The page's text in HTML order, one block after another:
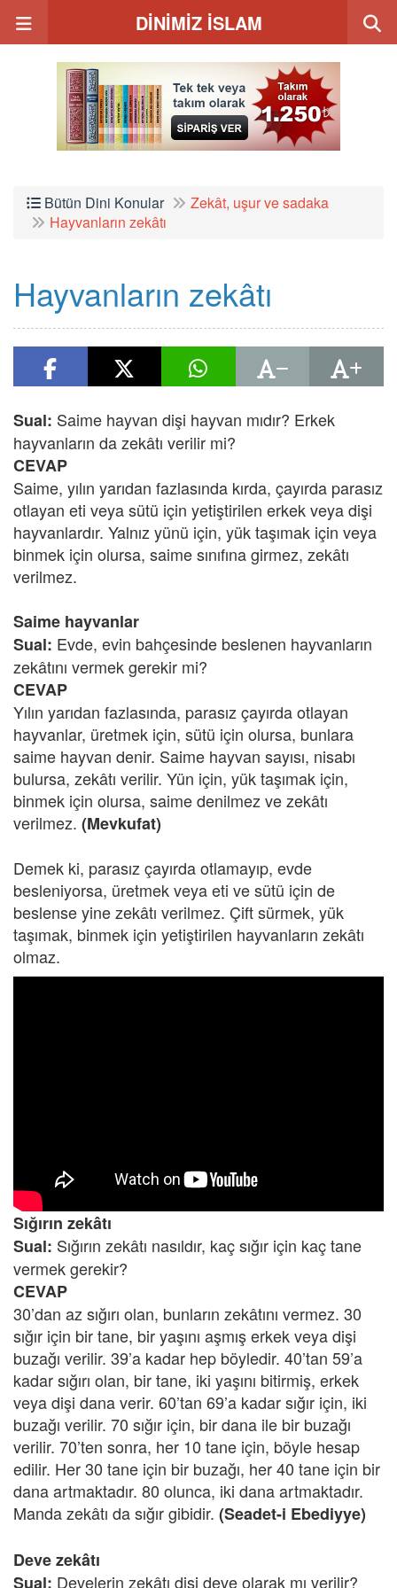
DİNİMİZ İSLAM
Bütün Dini Konular
Zekât, uşur ve sadaka
Hayvanların zekâtı
Hayvanların zekâtı
Sual: Saime hayvan dişi hayvan mıdır? Erkek
hayvanların da zekâtı verilir mi?
CEVAP
Saime, yılın yarıdan fazlasında kırda, çayırda parasız
otlayan eti veya sütü için yetiştirilen erkek veya dişi
hayvanlardır. Yalnız yünü için, yük taşımak için veya
binmek için olursa, saime sınıfına girmez, zekâtı
verilmez.
Saime hayvanlar
Sual: Evde, evin bahçesinde beslenen hayvanların
zekâtını vermek gerekir mi?
CEVAP
Yılın yarıdan fazlasında, parasız çayırda otlayan
hayvanlar, üretmek için, sütü için olursa, bunlara
saime hayvan denir. Saime hayvan sayısı, nisabı
bulursa, zekâtı verilir. Yün için, yük taşımak için,
binmek için olursa, saime denilmez ve zekâtı
verilmez. (Mevkufat)
Demek ki, parasız çayırda otlamayıp, evde
besleniyorsa, üretmek veya eti ve sütü için de
beslense yine zekâtı verilmez. Çift sürmek, yük
taşımak, binmek için yetiştirilen hayvanların zekâtı
olmaz.
Sığırın zekâtı
Sual: Sığırın zekâtı nasıldır, kaç sığır için kaç tane
vermek gerekir?
CEVAP
30’dan az sığırı olan, bunların zekâtını vermez. 30
sığır için bir tane, bir yaşını aşmış erkek veya dişi
buzağı verilir. 39’a kadar hep böyledir. 40’tan 59’a
kadar sığırı olan, bir tane, iki yaşını bitirmiş, erkek
veya dişi dana verir. 60’tan 69’a kadar sığır için, iki
buzağı verilir. 70 sığır için, bir dana ile bir buzağı
verilir. 70’ten sonra, her 10 tane için, böyle hesap
edilir. Her 30 tane için bir buzağı, her 40 tane için bir
dana artmaktadır. 80 olunca, iki dana artmaktadır.
Manda zekâtı da sığır gibidir. (Seadet-i Ebediyye)
Deve zekâtı
Sual: Develerin zekâtı dişi deve olarak mı verilir?